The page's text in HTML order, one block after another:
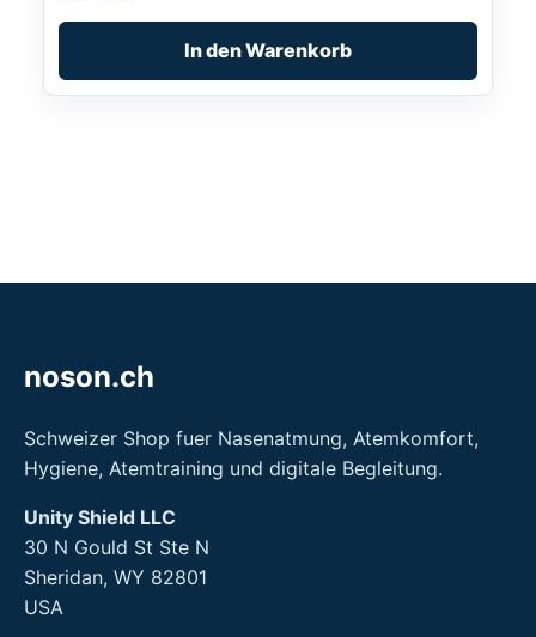
In den Warenkorb
noson.ch
Schweizer Shop fuer Nasenatmung, Atemkomfort,
Hygiene, Atemtraining und digitale Begleitung.
Unity Shield LLC
30 N Gould St Ste N
Sheridan, WY 82801
USA